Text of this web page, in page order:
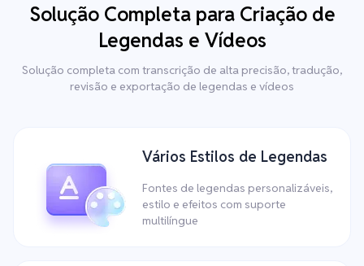
Solução Completa para Criação de
Legendas e Vídeos
Solução completa com transcrição de alta precisão, tradução,
revisão e exportação de legendas e vídeos
Vários Estilos de Legendas
Fontes de legendas personalizáveis,
estilo e efeitos com suporte
multilíngue